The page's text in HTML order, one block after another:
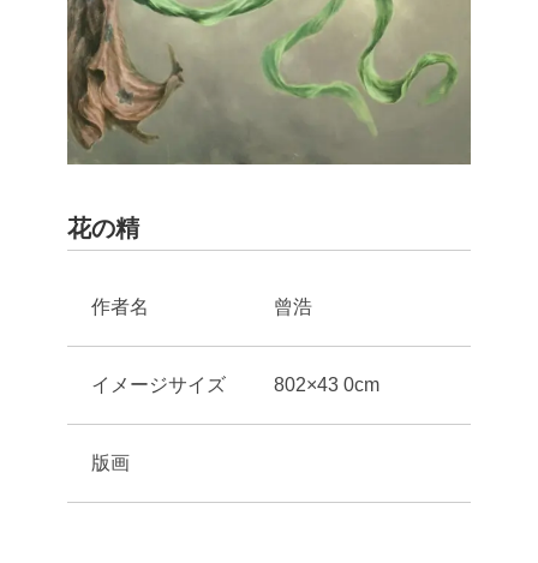
花の精
作者名 曾浩
イメージサイズ 802×43 0cm
版画